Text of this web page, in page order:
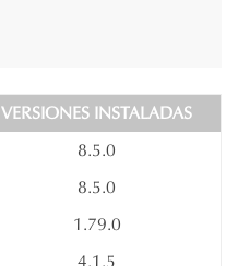
VERSIONES INSTALADAS
8.5.0
8.5.0
1.79.0
4.1.5